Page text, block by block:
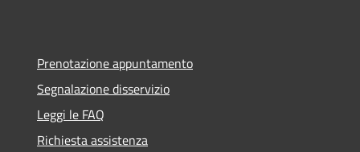
Prenotazione appuntamento
Segnalazione disservizio
Leggi le FAQ
Richiesta assistenza